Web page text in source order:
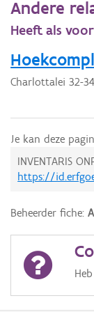
Andere
Heeft als
Charlottalei 32-
Je kan deze
INVENTARIS
https://
Beheerder fiche: